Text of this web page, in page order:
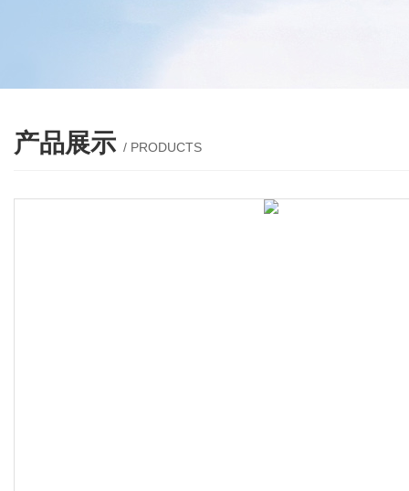
产品展示 / PRODUCTS